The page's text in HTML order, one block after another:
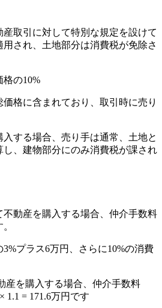
産取引に対して特別な規定を設けて
され、土地部分は消費税が免除さ
格の10%
価格に含まれており、取引時に売り
入する場合、売り手は通常、土地と
、建物部分にのみ消費税が課され
動産を購入する場合、仲介手数料
プラス6万円、さらに10%の消費
産を購入する場合、仲介手数料
1.1 = 171.6万円です